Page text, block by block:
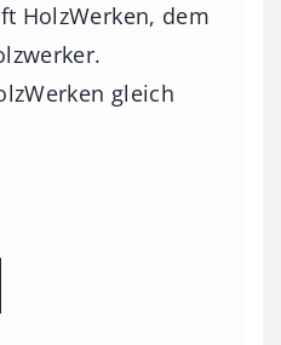
HolzWerken, dem
gleich